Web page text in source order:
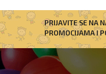
PRIJAVITE SE NA
PROMOCIJAMA I